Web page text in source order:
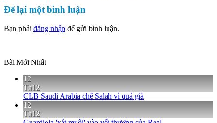
Để lại một bình luận
Bạn phải đăng nhập để gửi bình luận.
Bài Mới Nhất
12
Th12
CLB Saudi Arabia chê Salah vì quá già
12
Th12